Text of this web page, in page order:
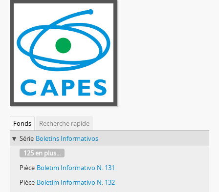
Fonds
Recherche rapide
Série Boletins Informativos
125 en plus...
Pièce Boletim Informativo N. 131
Pièce Boletim Informativo N. 132